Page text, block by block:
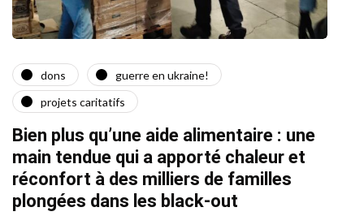
dons
guerre en ukraine!
projets caritatifs
Bien plus qu’une aide alimentaire : une
main tendue qui a apporté chaleur et
réconfort à des milliers de familles
plongées dans les black-out